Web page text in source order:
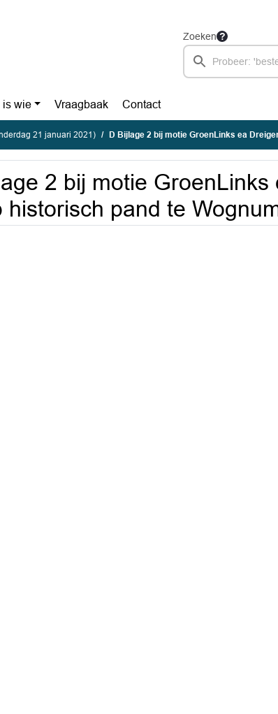
Zoeken
is wie Vraagbaak Contact
21 januari 2021) D Bijlage 2 bij motie GroenLinks ea Dreigende sloop
2 bij motie GroenLinks
historisch pand te